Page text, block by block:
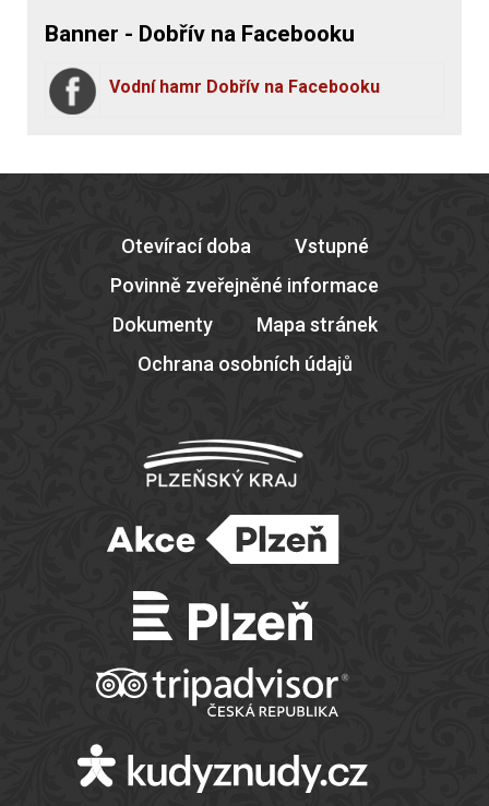
Banner - Dobřív na Facebooku
Vodní hamr Dobřív na Facebooku
Otevírací doba
Vstupné
Povinně zveřejněné informace
Dokumenty
Mapa stránek
Ochrana osobních údajů